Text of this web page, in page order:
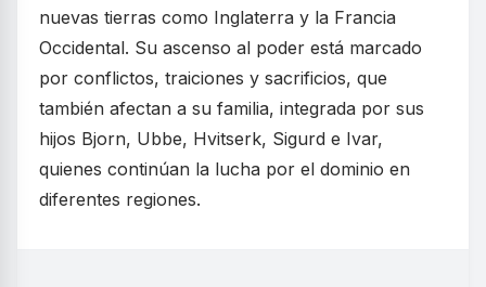
nuevas tierras como Inglaterra y la Francia
Occidental. Su ascenso al poder está marcado
por conflictos, traiciones y sacrificios, que
también afectan a su familia, integrada por sus
hijos Bjorn, Ubbe, Hvitserk, Sigurd e Ivar,
quienes continúan la lucha por el dominio en
diferentes regiones.